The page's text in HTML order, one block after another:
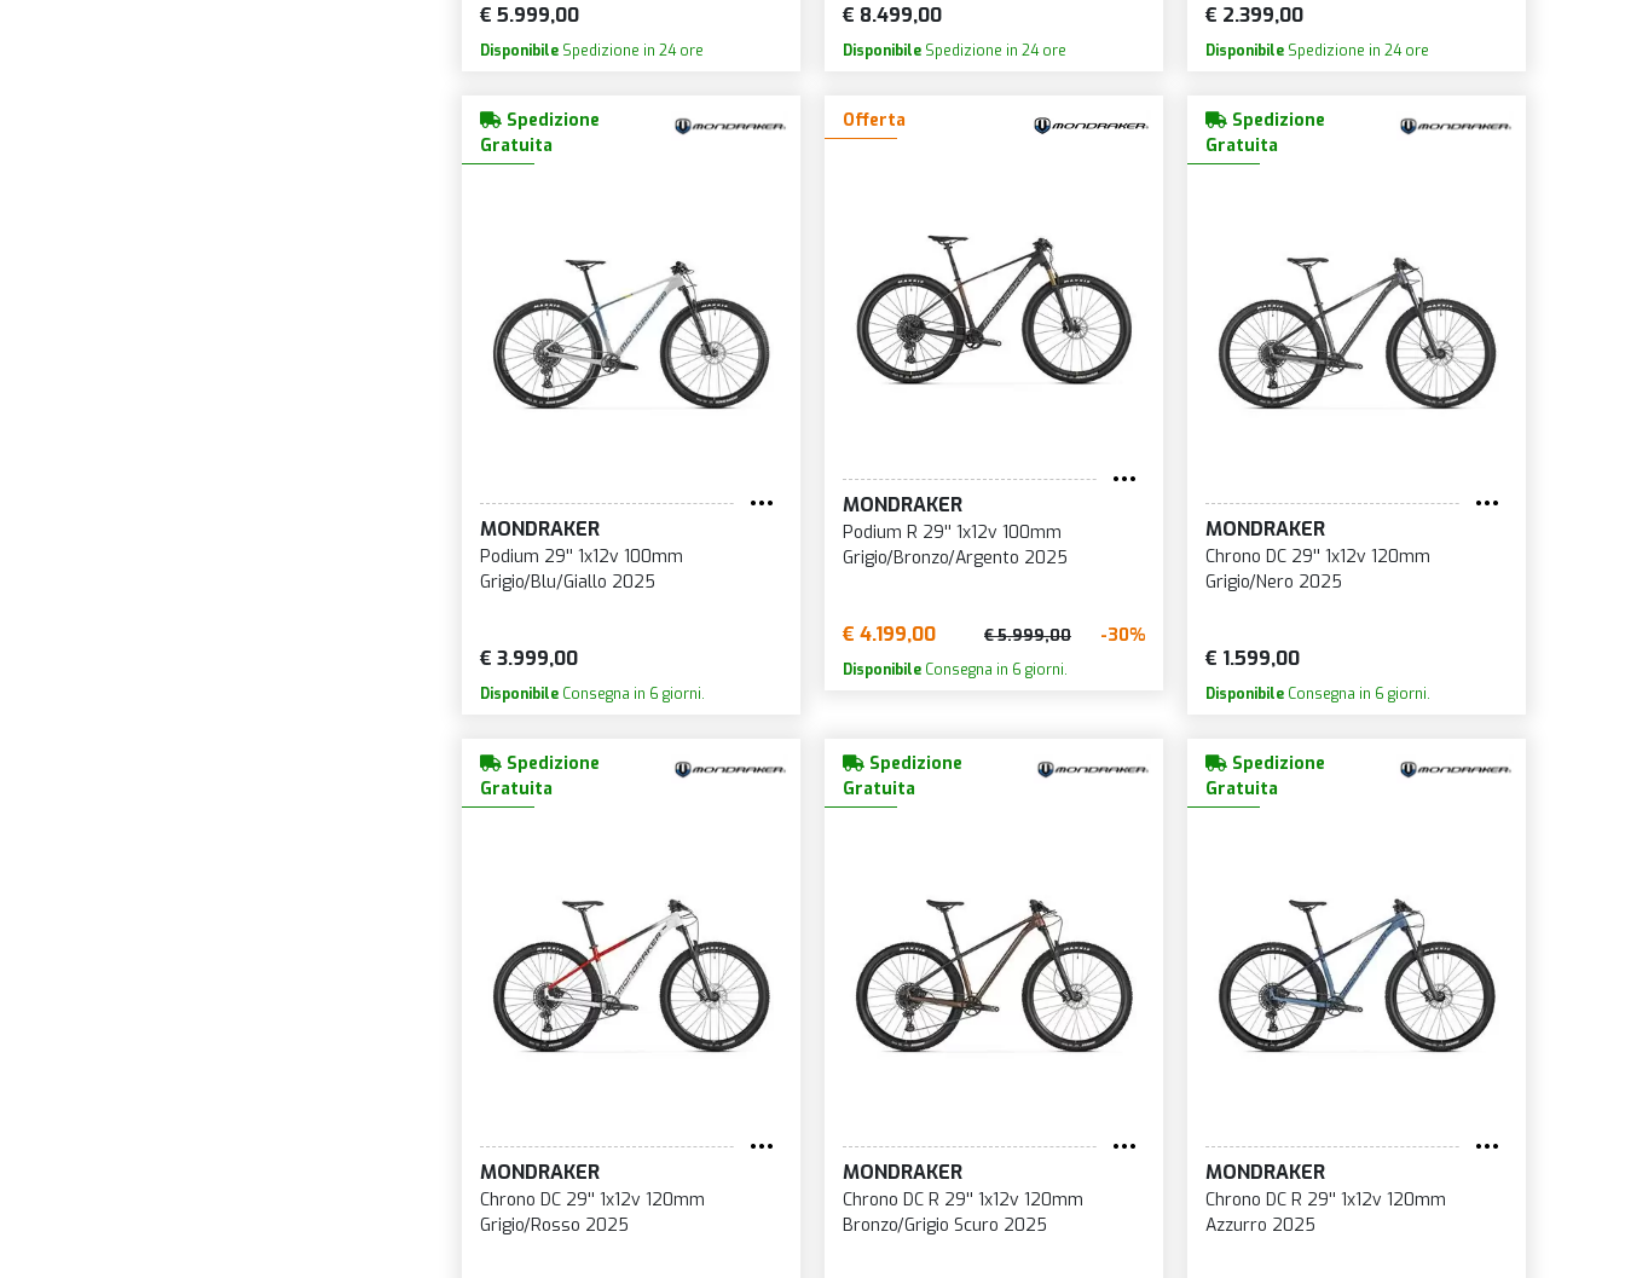
€ 5.999,00
Disponibile Spedizione in 24 ore
€ 8.499,00
DisponibileSpedizione in 24 ore
€ 2.399,00
DisponibileSpedizione in 24 ore
Spedizione
Gratuita
MONDRAKER
Podium 29'' 1x12v 100mm
Grigio/Blu/Giallo 2025
€ 3.999,00
Disponibile Consegna in 6 giorni.
Offerta
MONDRAKER
Podium R 29'' 1x12v 100mm
Grigio/Bronzo/Argento 2025
€ 4.199,00 € 5.999,00 -30%
DisponibileConsegna in 6 giorni.
Spedizione
Gratuita
MONDRAKER
Chrono DC 29'' 1x12v 120mm
Grigio/Nero 2025
€ 1.599,00
DisponibileConsegna in 6 giorni.
Spedizione
Gratuita
MONDRAKER
Chrono DC 29'' 1x12v 120mm
Grigio/Rosso 2025
Spedizione
Gratuita
MONDRAKER
Chrono DC R 29'' 1x12v 120mm
Bronzo/Grigio Scuro 2025
Spedizione
Gratuita
MONDRAKER
Chrono DC R 29'' 1x12v 120mm
Azzurro 2025